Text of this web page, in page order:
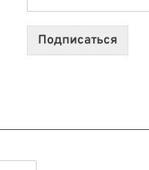
2026:
10
Подписаться